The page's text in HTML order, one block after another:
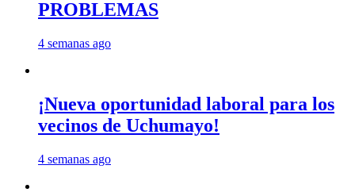
PROBLEMAS
4 semanas ago
¡Nueva oportunidad laboral para los
vecinos de Uchumayo!
4 semanas ago